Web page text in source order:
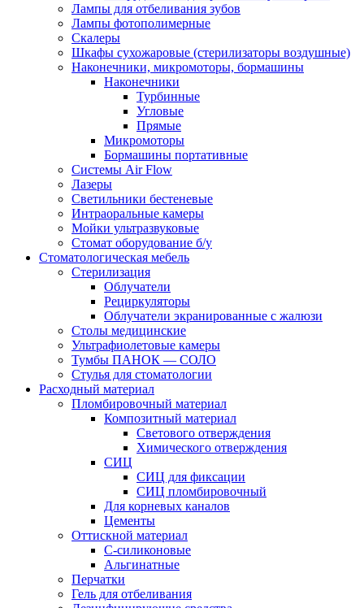
Лампы для отбеливания зубов
Лампы фотополимерные
Скалеры
Шкафы сухожаровые (стерилизаторы воздушные)
Наконечники, микромоторы, бормашины
Наконечники
Турбинные
Угловые
Прямые
Микромоторы
Бормашины портативные
Системы Air Flow
Лазеры
Светильники бестеневые
Интраоральные камеры
Мойки ультразвуковые
Стомат оборудование б/у
Стоматологическая мебель
Стерилизация
Облучатели
Рециркуляторы
Облучатели экранированные с жалюзи
Столы медицинские
Ультрафиолетовые камеры
Тумбы ПАНОК — СОЛО
Стулья для стоматологии
Расходный материал
Пломбировочный материал
Композитный материал
Светового отверждения
Химического отверждения
СИЦ
СИЦ для фиксации
СИЦ пломбировочный
Для корневых каналов
Цементы
Оттискной материал
С-силиконовые
Альгинатные
Перчатки
Гель для отбеливания